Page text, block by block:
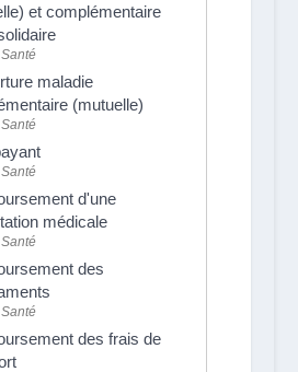
et complémentaire
maladie
(mutuelle)
d'une
médicale
des
des frais de